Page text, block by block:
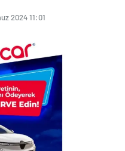
2024 11:01